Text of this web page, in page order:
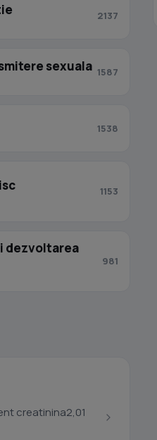
2137
sexuala 1587
1538
1153
dezvoltarea
981
creatinina2,01